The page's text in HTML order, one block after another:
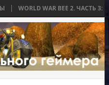
WORLD WAR BEE 2. ЧАСТЬ